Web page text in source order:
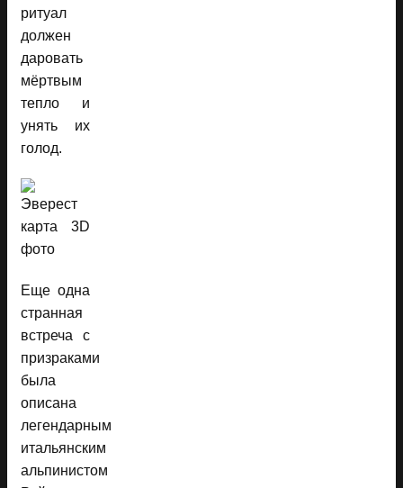
ритуал
должен
даровать
мёртвым
тепло и
унять их
голод.
Еще одна
странная
встреча с
призраками
была
описана
легендарным
итальянским
альпинистом